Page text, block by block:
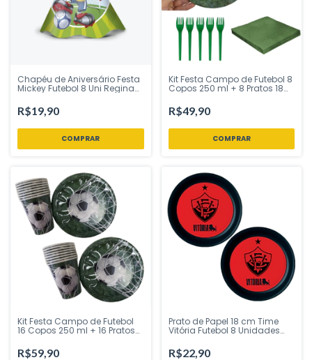
Chapéu de Aniversário Festa
Mickey Futebol 8 Uni Regina
Loja
R$19,90
Kit Festa Campo de Futebol 8
Copos 250 ml + 8 Pratos 18
20 Guardanapos Verde Liso -
Ponto das
R$49,90
Kit Festa Campo de Futebol
16 Copos 250 ml + 16 Pratos
Inspire Sua Festa Loja
R$59,90
Prato de Papel 18 cm Time
Vitória Futebol 8 Unidades
Loja
R$22,90